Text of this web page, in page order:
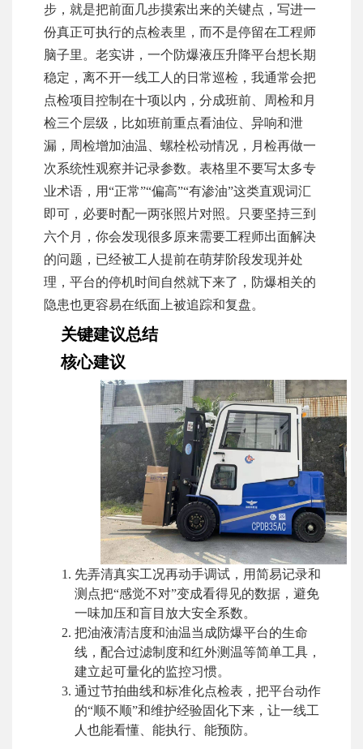
步，就是把前面几步摸索出来的关键点，写进一
份真正可执行的点检表里，而不是停留在工程师
脑子里。老实讲，一个防爆液压升降平台想长期
稳定，离不开一线工人的日常巡检，我通常会把
点检项目控制在十项以内，分成班前、周检和月
检三个层级，比如班前重点看油位、异响和泄
漏，周检增加油温、螺栓松动情况，月检再做一
次系统性观察并记录参数。表格里不要写太多专
业术语，用“正常”“偏高”“有渗油”这类直观词汇
即可，必要时配一两张照片对照。只要坚持三到
六个月，你会发现很多原来需要工程师出面解决
的问题，已经被工人提前在萌芽阶段发现并处
理，平台的停机时间自然就下来了，防爆相关的
隐患也更容易在纸面上被追踪和复盘。
关键建议总结
核心建议
先弄清真实工况再动手调试，用简易记录和
测点把“感觉不对”变成看得见的数据，避免
一味加压和盲目放大安全系数。
把油液清洁度和油温当成防爆平台的生命
线，配合过滤制度和红外测温等简单工具，
建立起可量化的监控习惯。
通过节拍曲线和标准化点检表，把平台动作
的“顺不顺”和维护经验固化下来，让一线工
人也能看懂、能执行、能预防。